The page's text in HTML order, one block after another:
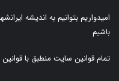
امیدواریم بتوانیم به اندیشه
باشیم
تمام قوانین سایت منطبق با